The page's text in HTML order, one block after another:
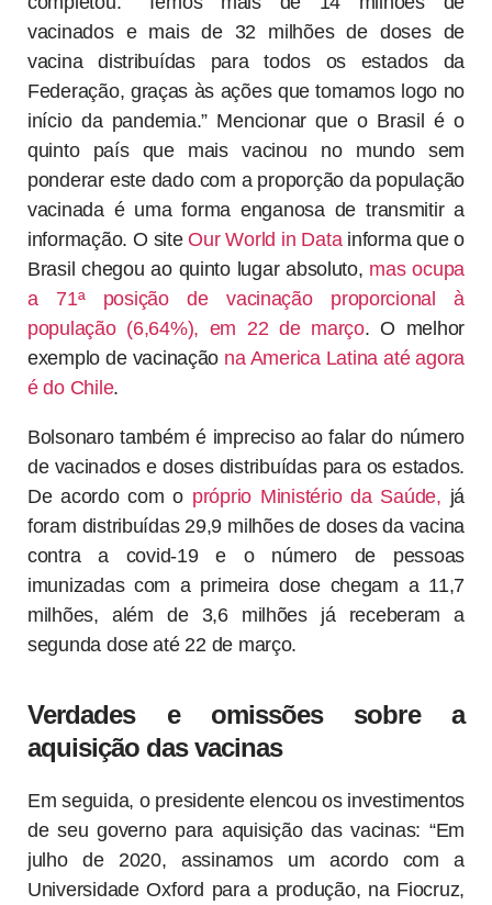
vacinados e mais de 32 milhões de doses de
vacina distribuídas para todos os estados da
Federação, graças às ações que tomamos logo no
início da pandemia.” Mencionar que o Brasil é o
quinto país que mais vacinou no mundo sem
ponderar este dado com a proporção da população
vacinada é uma forma enganosa de transmitir a
informação. O site Our World in Data informa que o
Brasil chegou ao quinto lugar absoluto, mas ocupa
a 71ª posição de vacinação proporcional à
população (6,64%), em 22 de março. O melhor
exemplo de vacinação na America Latina até agora
é do Chile.
Bolsonaro também é impreciso ao falar do número
de vacinados e doses distribuídas para os estados.
De acordo com o próprio Ministério da Saúde, já
foram distribuídas 29,9 milhões de doses da vacina
contra a covid-19 e o número de pessoas
imunizadas com a primeira dose chegam a 11,7
milhões, além de 3,6 milhões já receberam a
segunda dose até 22 de março.
Verdades e omissões sobre a
aquisição das vacinas
Em seguida, o presidente elencou os investimentos
de seu governo para aquisição das vacinas: “Em
julho de 2020, assinamos um acordo com a
Universidade Oxford para a produção, na Fiocruz,